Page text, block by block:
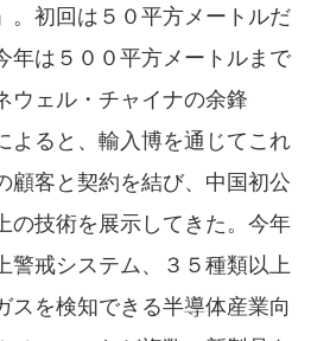
。初回は５０平方メートルだ
年は５００平方メートルまで
ウェル・チャイナの余鋒
よると、輸入博を通じてこれ
顧客と契約を結び、中国初公
の技術を展示してきた。今年
警戒システム、３５種類以上
スを検知できる半導体産業向